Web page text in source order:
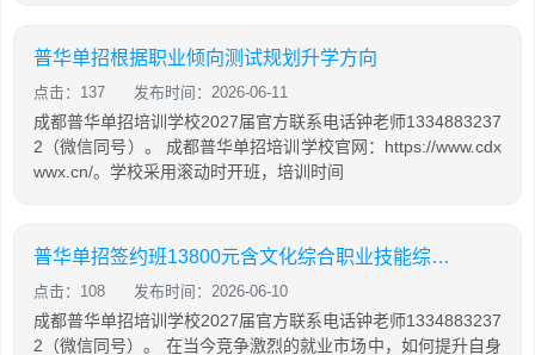
普华单招根据职业倾向测试规划升学方向
点击：137 发布时间：2026-06-11
成都普华单招培训学校2027届官方联系电话钟老师1334883237
2（微信同号）。 成都普华单招培训学校官网：https://www.cdx
wwx.cn/。学校采用滚动时开班，培训时间
普华单招签约班13800元含文化综合职业技能综合培训
点击：108 发布时间：2026-06-10
成都普华单招培训学校2027届官方联系电话钟老师1334883237
2（微信同号）。 在当今竞争激烈的就业市场中，如何提升自身